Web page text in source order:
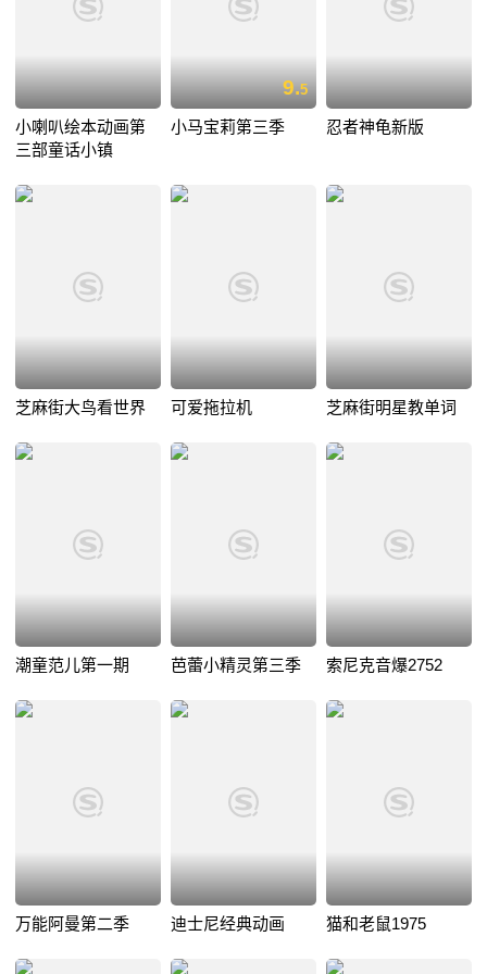
小喇叭绘本动画第
三部童话小镇
9.5
小马宝莉第三季 忍者神龟新版
芝麻街大鸟看世界 可爱拖拉机 芝麻街明星教单词
潮童范儿第一期 芭蕾小精灵第三季 索尼克音爆2752
万能阿曼第二季 迪士尼经典动画 猫和老鼠1975